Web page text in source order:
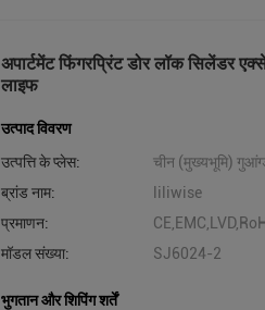
अपार्टमेंट फिंगरप्रिंट डोर लॉक सिलेंडर
लाइफ
उत्पाद विवरण
उत्पत्ति के प्लेस:
चीन (मुख्यभूमि)
ब्रांड नाम:
liliwise
प्रमाणन:
मॉडल संख्या:
SJ6024-2
भुगतान और शिपिंग शर्तें